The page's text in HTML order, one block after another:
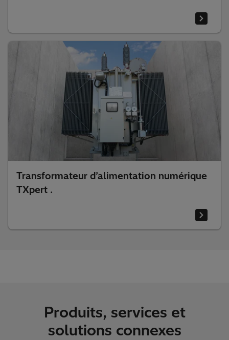
Transformateur d’alimentation numérique
TXpert .
Produits, services et
solutions connexes